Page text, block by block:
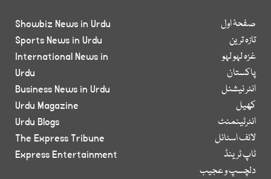
صفحۂ اول
تازہ ترین
غزہ لہو لہو
پاکستان
انٹر نیشنل
کھیل
انٹرٹینمنٹ
لائف اسٹائل
ٹاپ ٹرینڈ
دلچسپ و عجیب
Showbiz News in Urdu
Sports News in Urdu
International News in
Urdu
Business News in Urdu
Urdu Magazine
Urdu Blogs
The Express Tribune
Express Entertainment